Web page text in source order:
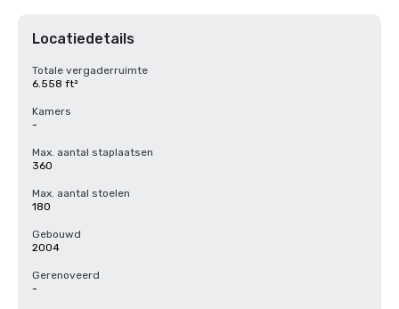
Locatiedetails
Totale vergaderruimte
6.558 ft²
Kamers
-
Max. aantal staplaatsen
360
Max. aantal stoelen
180
Gebouwd
2004
Gerenoveerd
-